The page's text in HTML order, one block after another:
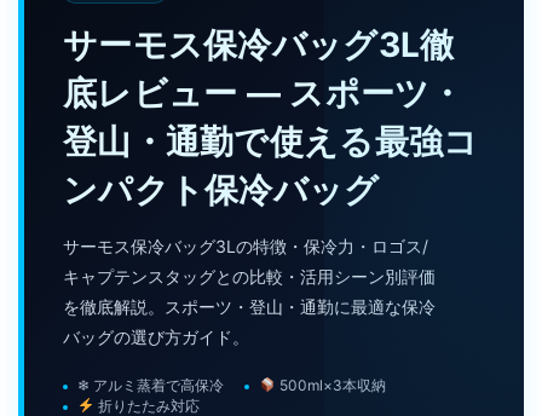
サーモス保冷バッグ3L徹
底レビュー — スポーツ・
登山・通勤で使える最強コ
ンパクト保冷バッグ
サーモス保冷バッグ3Lの特徴・保冷力・ロゴス/
キャプテンスタッグとの比較・活用シーン別評価
を徹底解説。スポーツ・登山・通勤に最適な保冷
バッグの選び方ガイド。
❄ アルミ蒸着で高保冷
500ml×3本収納
折りたたみ対応